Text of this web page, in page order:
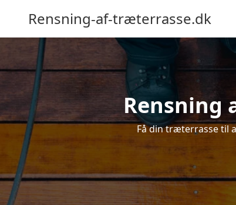
Rensning-af-træterrasse.dk
Rensning
Få din træterrasse til